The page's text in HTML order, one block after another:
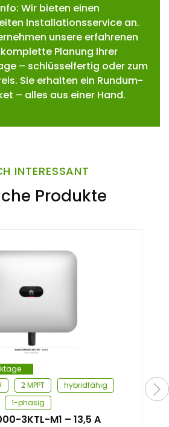
Wir bieten einen
Installationsservice an.
unsere erfahrenen
Planung Ihrer
– schlüsselfertig oder zum
Sie erhalten ein Rundum-
– alles aus einer Hand.
INTERESSANT
Produkte
2 MPPT
hybridfähig
1-phasig
3KTL-M1 – 13,5 A